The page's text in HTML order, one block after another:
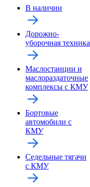
В наличии
Дорожно-
уборочная техника
Маслостанции и
маслораздаточные
комплексы с КМУ
Бортовые
автомобили с
КМУ
Седельные тягачи
с КМУ